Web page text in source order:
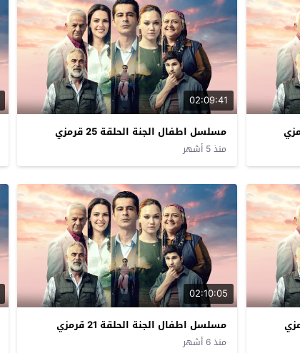
02:09:41
مسلسل اطفال الجنة الحلقة 25 قرمزي
منذ 5 أشهر
02:10:05
مسلسل اطفال الجنة الحلقة 21 قرمزي
منذ 6 أشهر